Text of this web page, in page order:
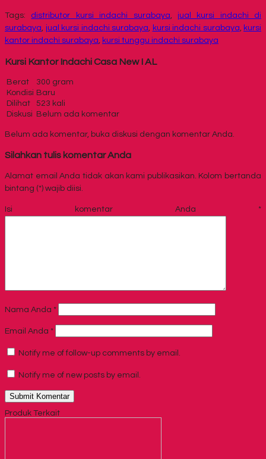
Tags: distributor kursi indachi surabaya, jual kursi indachi di
surabaya, jual kursi indachi surabaya, kursi indachi surabaya, kursi
kantor indachi surabaya, kursi tunggu indachi surabaya
Kursi Kantor Indachi Casa New I AL
Berat
300 gram
Kondisi Baru
Dilihat
523 kali
Diskusi
Belum ada komentar
Belum ada komentar, buka diskusi dengan komentar Anda.
Silahkan tulis komentar Anda
Alamat email Anda tidak akan kami publikasikan. Kolom bertanda
bintang (*) wajib diisi.
Isi komentar Anda *
Nama Anda *
Email Anda *
Notify me of follow-up comments by email.
Notify me of new posts by email.
Produk Terkait